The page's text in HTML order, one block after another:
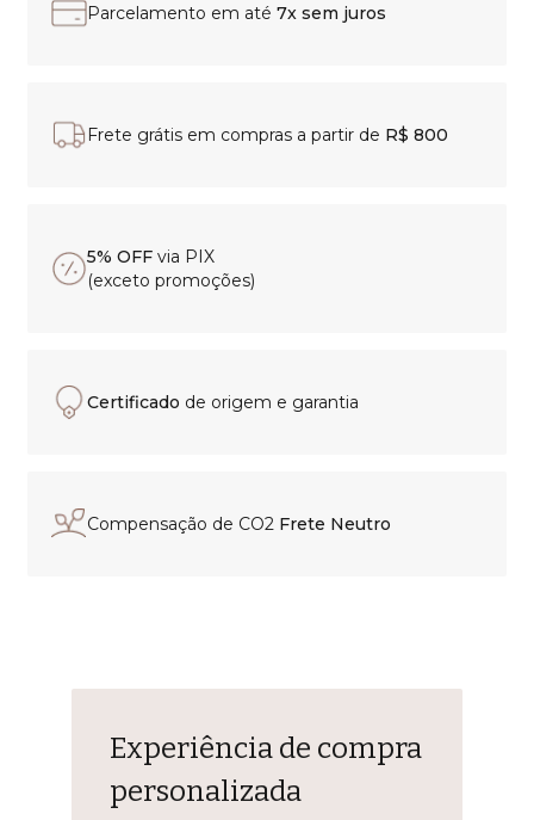
Parcelamento em até 7x sem juros
Frete grátis em compras a partir de R$ 800
5% OFF via PIX
(exceto promoções)
Certificado de origem e garantia
Compensação de CO2 Frete Neutro
Experiência de compra
personalizada